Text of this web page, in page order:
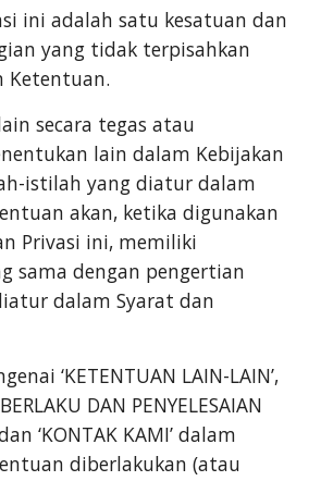
ini adalah satu kesatuan dan
yang tidak terpisahkan
Ketentuan.
secara tegas atau
lain dalam Kebijakan
istilah yang diatur dalam
akan, ketika digunakan
Privasi ini, memiliki
sama dengan pengertian
dalam Syarat dan
‘KETENTUAN LAIN-LAIN’,
DAN PENYELESAIAN
dan ‘KONTAK KAMI’ dalam
diberlakukan (atau